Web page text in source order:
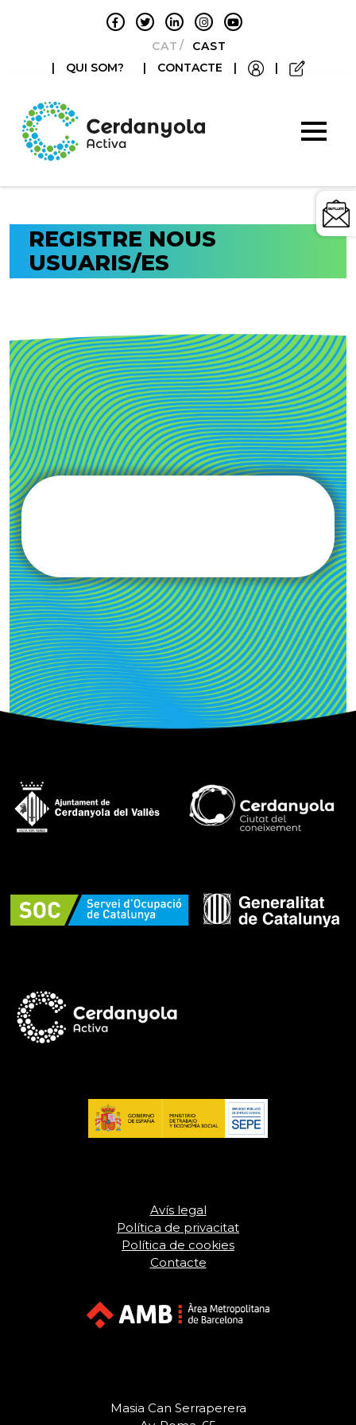
CATALÀCASTELLANO
|
QUI SOM? | CONTACTE | |
REGISTRE NOUS
USUARIS/ES
Avís legal
Política de privacitat
Política de cookies
Contacte
Masia Can Serraperera